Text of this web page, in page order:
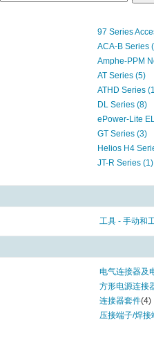
97 Series
ACA-B Series
Amphe-PPM
AT Series (5)
ATHD Series
DL Series (8)
ePower-Lite
GT Series (3)
Helios H4
JT-R Series (1)
PowerLok-E
PT-SE Series
RADSERT
工具 - 手动和
电气连接器及
方形电源连接
连接器套件(4)
压接端子/焊接